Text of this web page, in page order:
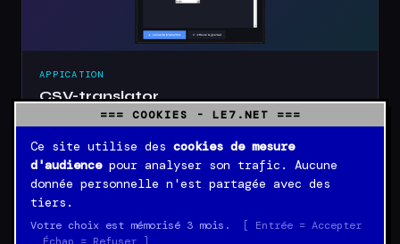
APPICATION
CSV-translator
Traducteur automatique en masse
40,00 € OK
=== COOKIES - LE7.NET ===
Ce site utilise des cookies de mesure
d'audiencepour analyser son trafic. Aucune
donnée personnelle n'est partagée avec des
tiers.
Votre choix est mémorisé 3 mois.
[ Entrée = Accepter